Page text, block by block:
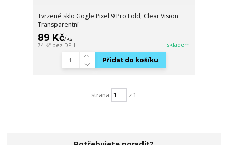
Tvrzené sklo Gogle Pixel 9 Pro Fold, Clear Vision
Transparentní
89 Kč/ks
74 Kč bez DPH skladem
Přidat do košíku
strana z 1